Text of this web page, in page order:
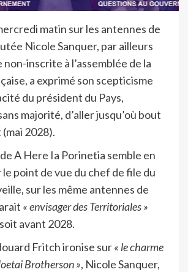
matin sur les antennes de
Nicole Sanquer, par ailleurs
inscrite à l’assemblée de la
a exprimé son scepticisme
du président du Pays,
majorité, d’aller jusqu’où bout
2028).
A Here Ia Porinetia semble en
point de vue du chef de file du
sur les même antennes de
« envisager des Territoriales »
avant 2028.
Fritch ironise sur« le charme
Brotherson », Nicole Sanquer,